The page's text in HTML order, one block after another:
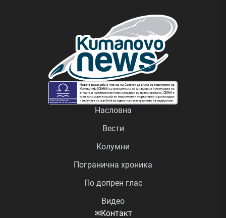
Насловна
Вести
Колумни
Погранична хроника
По допрен глас
Видео
✉Контакт